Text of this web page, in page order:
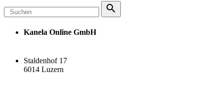

Kanela Online GmbH
Staldenhof 17
6014 Luzern